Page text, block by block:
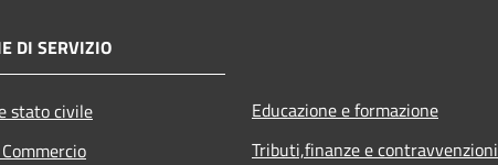
DI SERVIZIO
stato civile
Educazione e formazione
Tributi,finanze e contravvenzioni